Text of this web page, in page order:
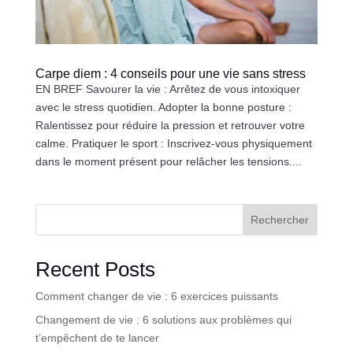
Carpe diem : 4 conseils pour une vie sans stress
EN BREF Savourer la vie : Arrêtez de vous intoxiquer
avec le stress quotidien. Adopter la bonne posture :
Ralentissez pour réduire la pression et retrouver votre
calme. Pratiquer le sport : Inscrivez-vous physiquement
dans le moment présent pour relâcher les tensions....
Rechercher
Recent Posts
Comment changer de vie : 6 exercices puissants
Changement de vie : 6 solutions aux problèmes qui
t’empêchent de te lancer